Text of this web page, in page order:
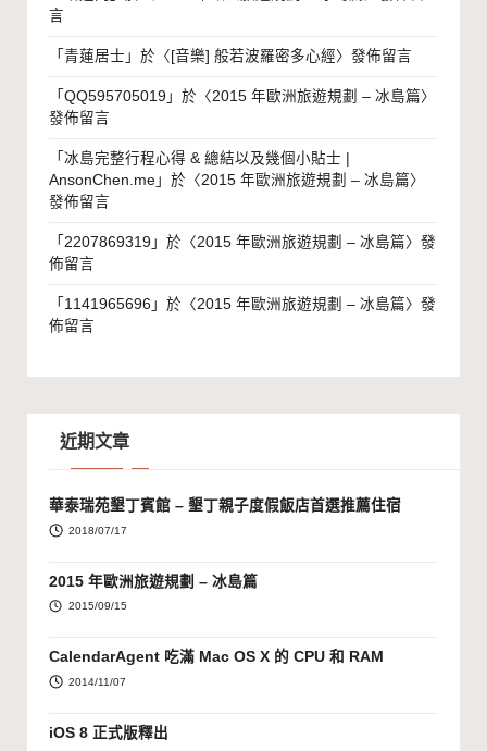
言
「 青蓮居士 」於〈 [音樂] 般若波羅密多心經〉發佈留言
「 QQ595705019 」於〈2015 年歐洲旅遊規劃 – 冰島篇〉
發佈留言
「 冰島完整行程心得 & 總結以及幾個小貼士 |
AnsonChen.me 」於〈2015 年歐洲旅遊規劃 – 冰島篇〉
發佈留言
「 2207869319 」於〈2015 年歐洲旅遊規劃 – 冰島篇〉發
佈留言
「 1141965696 」於〈2015 年歐洲旅遊規劃 – 冰島篇〉發
佈留言
近期文章
華泰瑞苑墾丁賓館 – 墾丁親子度假飯店首選推薦住宿
2018/07/17
2015 年歐洲旅遊規劃 – 冰島篇
2015/09/15
CalendarAgent 吃滿 Mac OS X 的 CPU 和 RAM
2014/11/07
iOS 8 正式版釋出